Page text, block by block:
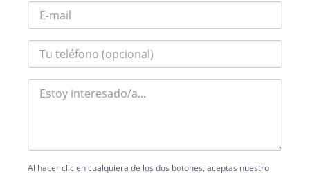
Al hacer clic en cualquiera de los dos botones, aceptas nuestro